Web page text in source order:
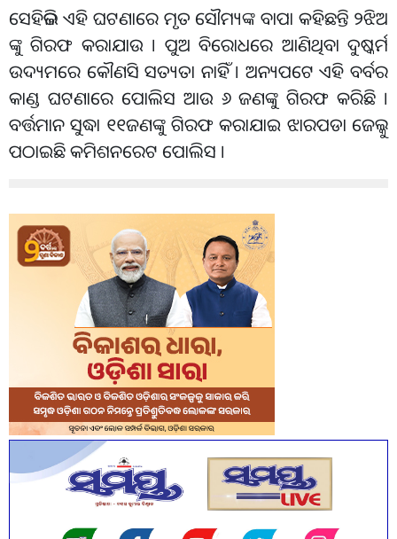
ସେହିଭଳି ଏହି ଘଟଣାରେ ମୃତ ସୌମ୍ୟଙ୍କ ବାପା କହିଛନ୍ତି ୨ଝିଅ
ଙ୍କୁ ଗିରଫ କରାଯାଉ । ପୁଅ ବିରୋଧରେ ଆଣିଥିବା ଦୁଷ୍କର୍ମ
ଉଦ୍ୟମରେ କୌଣସି ସତ୍ୟତା ନାହିଁ । ଅନ୍ୟପଟେ ଏହି ବର୍ବର
କାଣ୍ଡ ଘଟଣାରେ ପୋଲିସ ଆଉ ୬ ଜଣଙ୍କୁ ଗିରଫ କରିଛି ।
ବର୍ତ୍ତମାନ ସୁଦ୍ଧା ୧୧ଜଣଙ୍କୁ ଗିରଫ କରାଯାଇ ଝାରପଡା ଜେଲ୍କୁ
ପଠାଇଛି କମିଶନରେଟ ପୋଲିସ ।